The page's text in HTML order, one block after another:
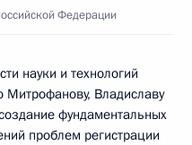
Федерации
науки и технологий
Владиславу
фундаментальных
проблем регистрации